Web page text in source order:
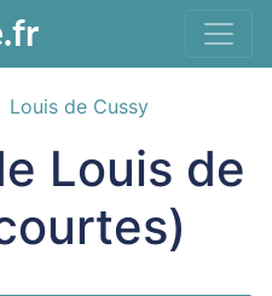
Louis de Cussy
Louis de